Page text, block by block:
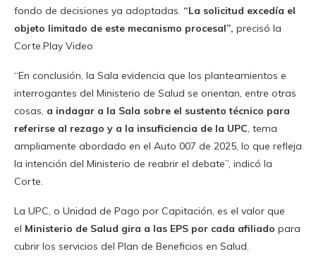
fondo de decisiones ya adoptadas. “La solicitud excedía el
objeto limitado de este mecanismo procesal”, precisó la
Corte.Play Video
“En conclusión, la Sala evidencia que los planteamientos e
interrogantes del Ministerio de Salud se orientan, entre otras
cosas, a indagar a la Sala sobre el sustento técnico para
referirse al rezago y a la insuficiencia de la UPC , tema
ampliamente abordado en el Auto 007 de 2025, lo que refleja
la intención del Ministerio de reabrir el debate”, indicó la
Corte.
La UPC, o Unidad de Pago por Capitación, es el valor que
el Ministerio de Salud gira a las EPS por cada afiliado para
cubrir los servicios del Plan de Beneficios en Salud.